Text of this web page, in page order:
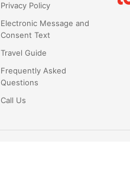
Privacy Policy
Electronic Message and
Consent Text
Travel Guide
Frequently Asked
Questions
Call Us